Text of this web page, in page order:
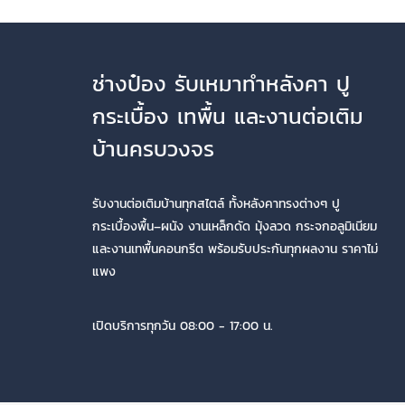
ช่างป๋อง รับเหมาทำหลังคา ปู
กระเบื้อง เทพื้น และงานต่อเติม
บ้านครบวงจร
รับงานต่อเติมบ้านทุกสไตล์ ทั้งหลังคาทรงต่างๆ ปู
กระเบื้องพื้น–ผนัง งานเหล็กดัด มุ้งลวด กระจกอลูมิเนียม
และงานเทพื้นคอนกรีต พร้อมรับประกันทุกผลงาน ราคาไม่
แพง
เปิดบริการทุกวัน 08:00 - 17:00 น.